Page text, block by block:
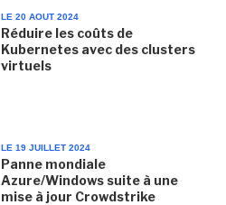
LE 20 AOUT 2024
Réduire les coûts de
Kubernetes avec des clusters
virtuels
LE 19 JUILLET 2024
Panne mondiale
Azure/Windows suite à une
mise à jour Crowdstrike